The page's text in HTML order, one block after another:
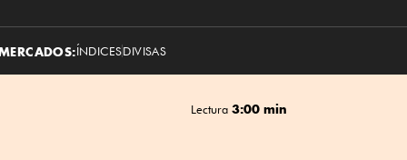
ÍNDICESDIVISAS
Lectura 3:00 min